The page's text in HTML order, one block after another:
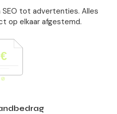
tot advertenties. Alles
op elkaar afgestemd.